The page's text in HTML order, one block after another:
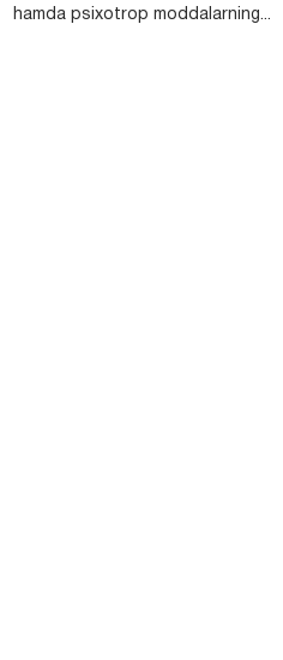
hamda psixotrop moddalarning...